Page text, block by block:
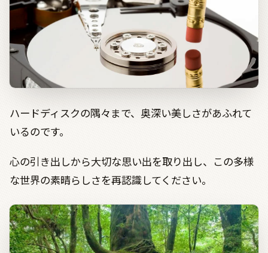
ハードディスクの隅々まで、奥深い美しさがあふれて
いるのです。
心の引き出しから大切な思い出を取り出し、この多様
な世界の素晴らしさを再認識してください。